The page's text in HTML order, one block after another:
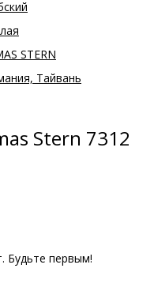
STERN
Тайвань
Stern 7312
Будьте первым!